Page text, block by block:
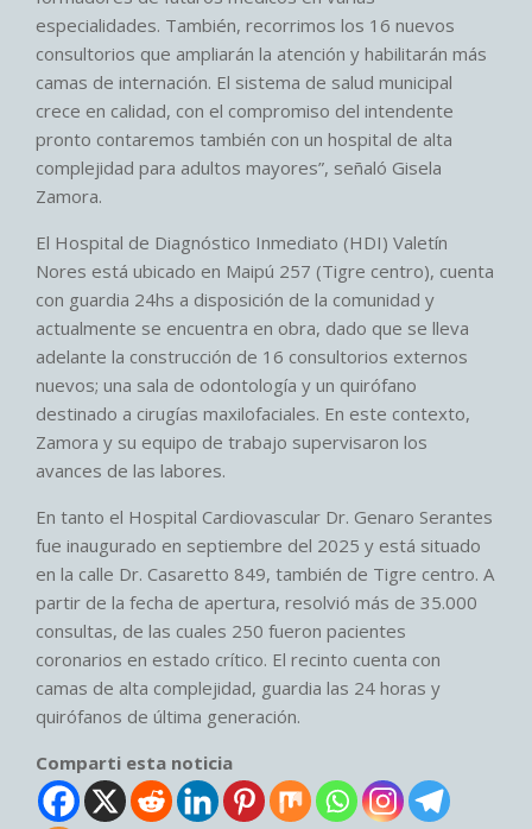
especialidades. También, recorrimos los 16 nuevos
consultorios que ampliarán la atención y habilitarán más
camas de internación. El sistema de salud municipal
crece en calidad, con el compromiso del intendente
pronto contaremos también con un hospital de alta
complejidad para adultos mayores”, señaló Gisela
Zamora.
El Hospital de Diagnóstico Inmediato (HDI) Valetín
Nores está ubicado en Maipú 257 (Tigre centro), cuenta
con guardia 24hs a disposición de la comunidad y
actualmente se encuentra en obra, dado que se lleva
adelante la construcción de 16 consultorios externos
nuevos; una sala de odontología y un quirófano
destinado a cirugías maxilofaciales. En este contexto,
Zamora y su equipo de trabajo supervisaron los
avances de las labores.
En tanto el Hospital Cardiovascular Dr. Genaro Serantes
fue inaugurado en septiembre del 2025 y está situado
en la calle Dr. Casaretto 849, también de Tigre centro. A
partir de la fecha de apertura, resolvió más de 35.000
consultas, de las cuales 250 fueron pacientes
coronarios en estado crítico. El recinto cuenta con
camas de alta complejidad, guardia las 24 horas y
quirófanos de última generación.
Comparti esta noticia